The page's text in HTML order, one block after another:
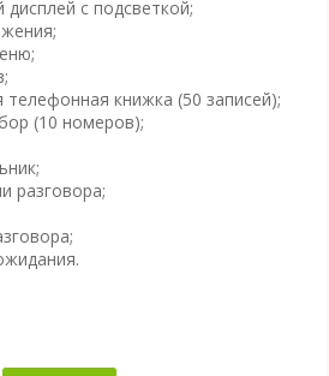
с подсветкой;
книжка (50 записей);
(10 номеров);
разговора;